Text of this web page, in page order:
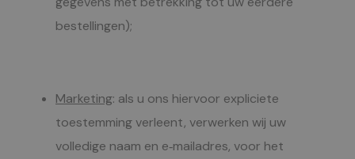
bestellingen);
Marketing: als u ons hiervoor expliciete
toestemming verleent, verwerken wij uw
volledige naam en e‑mailadres, voor het